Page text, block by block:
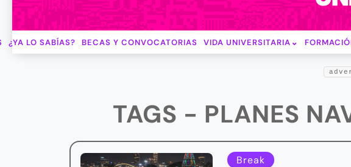
¿YA LO SABÍAS? BECAS Y CONVOCATORIAS VIDA UNIVERSITARIA
TAGS - PLANES
Break